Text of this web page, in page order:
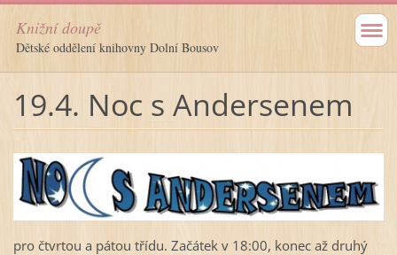
Knižní doupě
Dětské oddělení knihovny Dolní Bousov
19.4. Noc s Andersenem
pro čtvrtou a pátou třídu. Začátek v 18:00, konec až druhý